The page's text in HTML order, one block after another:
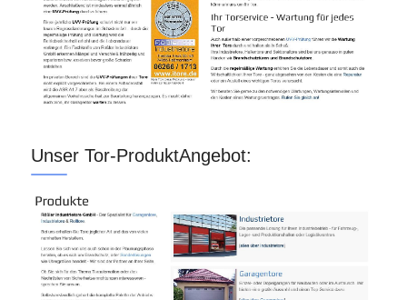
Unser Tor-ProduktAngebot: